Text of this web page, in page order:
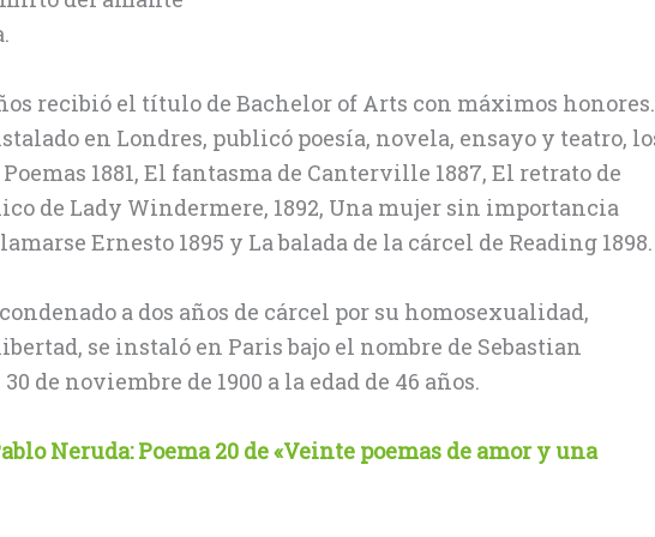
recibió el título de Bachelor of Arts con máximos honores.
en Londres, publicó poesía, novela, ensayo y teatro,
1881, El fantasma de Canterville 1887, El retrato de
de Lady Windermere, 1892, Una mujer sin importancia
Ernesto 1895 y La balada de la cárcel de Reading 1898.
a dos años de cárcel por su homosexualidad,
se instaló en Paris bajo el nombre de Sebastian
de noviembre de 1900 a la edad de 46 años.
Neruda: Poema 20 de «Veinte poemas de amor y una